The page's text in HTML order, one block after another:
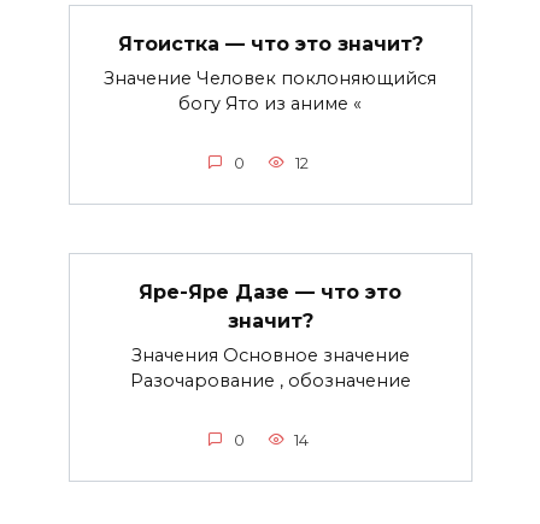
Ятоистка — что это значит?
Значение Человек поклоняющийся
богу Ято из аниме «
0 12
Яре-Яре Дазе — что это
значит?
Значения Основное значение
Разочарование , обозначение
0 14